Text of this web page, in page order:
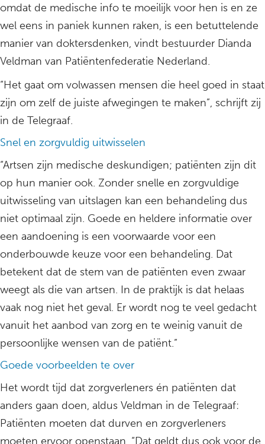
omdat de medische info te moeilijk voor hen is en ze
wel eens in paniek kunnen raken, is een betuttelende
manier van doktersdenken, vindt bestuurder Dianda
Veldman van Patiëntenfederatie Nederland.
“Het gaat om volwassen mensen die heel goed in staat
zijn om zelf de juiste afwegingen te maken”, schrijft zij
in de Telegraaf.
Snel en zorgvuldig uitwisselen
“Artsen zijn medische deskundigen; patiënten zijn dit
op hun manier ook. Zonder snelle en zorgvuldige
uitwisseling van uitslagen kan een behandeling dus
niet optimaal zijn. Goede en heldere informatie over
een aandoening is een voorwaarde voor een
onderbouwde keuze voor een behandeling. Dat
betekent dat de stem van de patiënten even zwaar
weegt als die van artsen. In de praktijk is dat helaas
vaak nog niet het geval. Er wordt nog te veel gedacht
vanuit het aanbod van zorg en te weinig vanuit de
persoonlijke wensen van de patiënt.”
Goede voorbeelden te over
Het wordt tijd dat zorgverleners én patiënten dat
anders gaan doen, aldus Veldman in de Telegraaf:
Patiënten moeten dat durven en zorgverleners
moeten ervoor openstaan. “Dat geldt dus ook voor de